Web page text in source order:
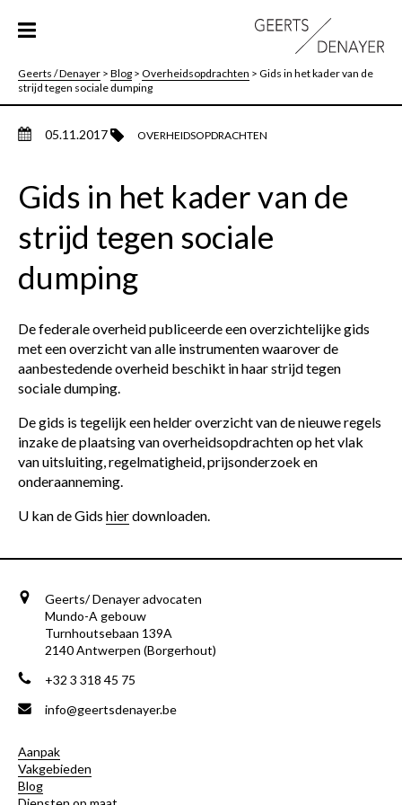
Geerts / Denayer > Blog > Overheidsopdrachten > Gids in het kader van de
strijd tegen sociale dumping
05.11.2017 OVERHEIDSOPDRACHTEN
Gids in het kader van de
strijd tegen sociale
dumping
De federale overheid publiceerde een overzichtelijke gids
met een overzicht van alle instrumenten waarover de
aanbestedende overheid beschikt in haar strijd tegen
sociale dumping.
De gids is tegelijk een helder overzicht van de nieuwe regels
inzake de plaatsing van overheidsopdrachten op het vlak
van uitsluiting, regelmatigheid, prijsonderzoek en
onderaanneming.
U kan de Gids hierdownloaden.
Geerts/ Denayer advocaten
Mundo-A gebouw
Turnhoutsebaan 139A
2140 Antwerpen (Borgerhout)
+32 3 318 45 75
info@geertsdenayer.be
Aanpak
Vakgebieden
Blog